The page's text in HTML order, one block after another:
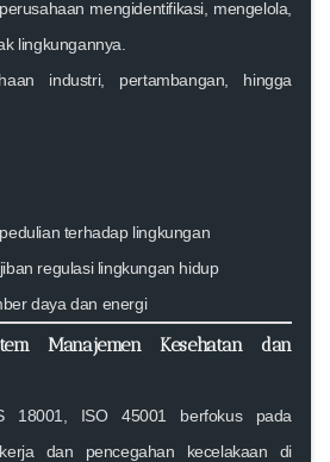
mengidentifikasi, mengelola,
lingkungannya.
industri, pertambangan, hingga
terhadap lingkungan
regulasi lingkungan hidup
daya dan energi
Manajemen Kesehatan dan
18001, ISO 45001 berfokus pada
dan pencegahan kecelakaan di